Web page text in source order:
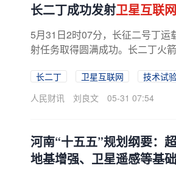
长二丁成功发射卫星互联网
5月31日2时07分，长征二号丁运
射任务取得圆满成功。长二丁火
长二丁 卫星互联网
技术试
人民财讯
刘良文 05-31 07:54
河南“十五五”规划纲要：
地基增强、卫星遥感等基